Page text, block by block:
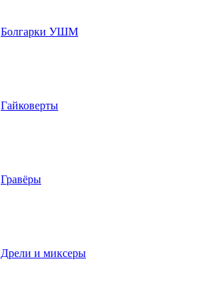
Болгарки УШМ
Гайковерты
Гравёры
Дрели и миксеры